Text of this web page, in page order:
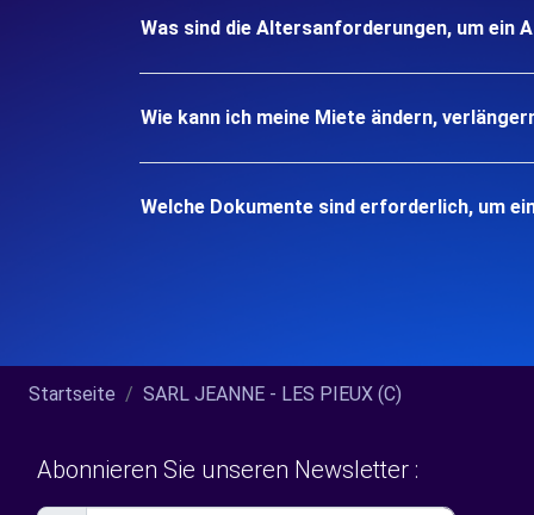
Was sind die Altersanforderungen, um ein
Wie kann ich meine Miete ändern,
Welche Dokumente sind erforderlich, um
Startseite SARL JEANNE - LES PIEUX (C)
Abonnieren Sie unseren Newsletter :